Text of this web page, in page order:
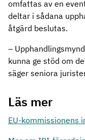
omfattas av en
deltar i sådana
åtgärd beslutas.
–
kunna ge stöd om
säger seniora
Läs mer
EU-kommissionens